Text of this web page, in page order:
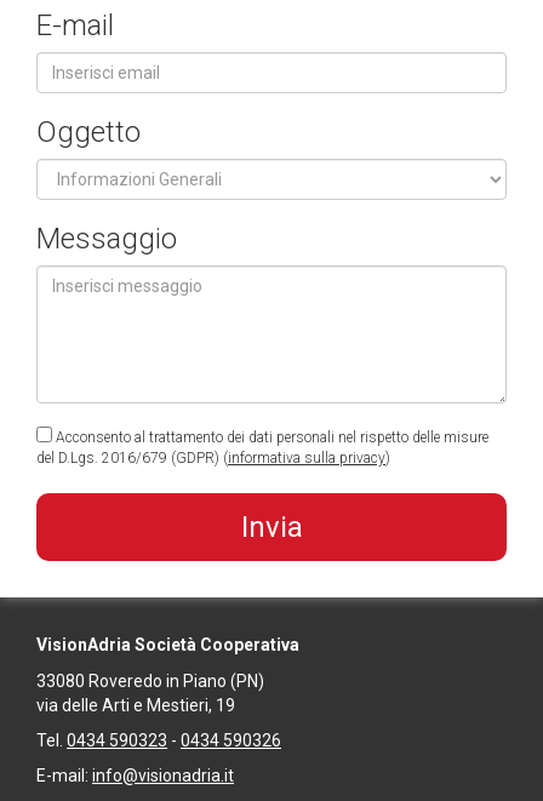
E-mail
Oggetto
Messaggio
Acconsento al trattamento dei dati personali nel rispetto delle misure
del D.Lgs. 2016/679 (GDPR) (informativa sulla privacy)
VisionAdria Società Cooperativa
33080 Roveredo in Piano (PN)
via delle Arti e Mestieri, 19
Tel. 0434 590323 - 0434 590326
E-mail: info@visionadria.it